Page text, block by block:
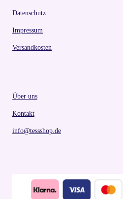
Datenschutz
Impressum
Versandkosten
Über uns
Kontakt
info@tessshop.de